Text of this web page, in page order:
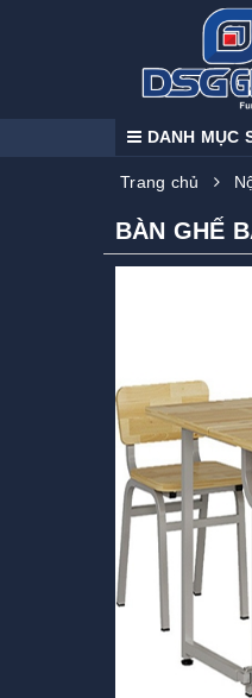
DANH MỤC
Trang chủ
BÀN GHẾ